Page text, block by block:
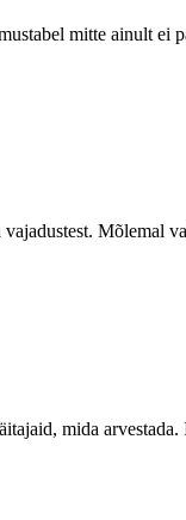
mitte ainult ei
Mõlemal
mida